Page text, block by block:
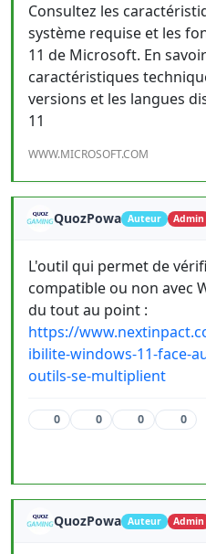
Consultez les
système requise et les
11 de Microsoft. En
caractéristiques
versions et les langues
11
WWW.MICROSOFT.COM
QuozPowa Auteur Admin
L'outil qui permet de
compatible ou non avec
du tout au point :
https://
ibilite-windows-11-face-
outils-se-multiplient
0 0 0 0
QuozPowa Auteur Admin